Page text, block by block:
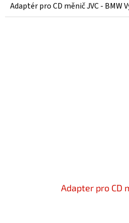
Adaptér pro CD měnič JVC - BMW
Adapter pro CD